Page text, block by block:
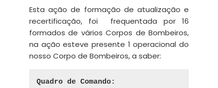
Esta ação de formação de atualização e
recertificação, foi frequentada por 16
formados de vários Corpos de Bombeiros,
na ação esteve presente 1 operacional do
nosso Corpo de Bombeiros, a saber:
Quadro de Comando: